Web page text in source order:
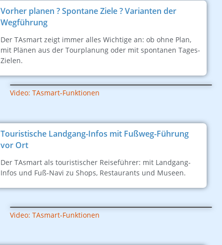
Vorher planen ? Spontane Ziele ? Varianten der
Wegführung
Der TAsmart zeigt immer alles Wichtige an: ob ohne Plan,
mit Plänen aus der Tourplanung oder mit spontanen Tages-
Zielen.
Video: TAsmart-Funktionen
Touristische Landgang-Infos mit Fußweg-Führung
vor Ort
Der TAsmart als touristischer Reiseführer: mit Landgang-
Infos und Fuß-Navi zu Shops, Restaurants und Museen.
Video: TAsmart-Funktionen